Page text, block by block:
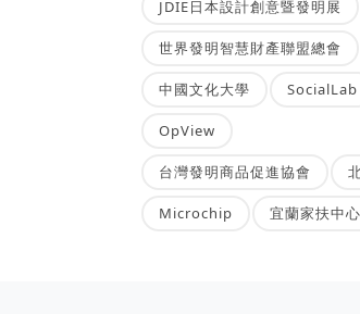
JDIE日本設計創意暨發明展
世界發明智慧財產聯盟總會
中國文化大學 SocialLab
OpView
台灣發明商品促進協會
Microchip 宜蘭家扶中心